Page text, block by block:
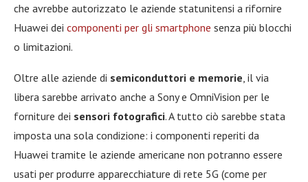
che avrebbe autorizzato le aziende statunitensi a rifornire
Huawei dei componenti per gli smartphone senza più blocchi
o limitazioni.
Oltre alle aziende di semiconduttori e memorie , il via
libera sarebbe arrivato anche a Sony e OmniVision per le
forniture dei sensori fotografici. A tutto ciò sarebbe stata
imposta una sola condizione: i componenti reperiti da
Huawei tramite le aziende americane non potranno essere
usati per produrre apparecchiature di rete 5G (come per